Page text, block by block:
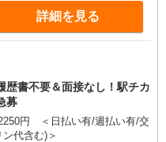
残業手当：20,000円（10時
を超過する場合には超過勤務
・夜勤手当：10,000円/1回
礎研修 ・初任者研修 ・実務
士 など
詳細を見る
書不要＆面接なし！駅チカ
募
円 ＜日払い有/週払い有/交
代含む)＞